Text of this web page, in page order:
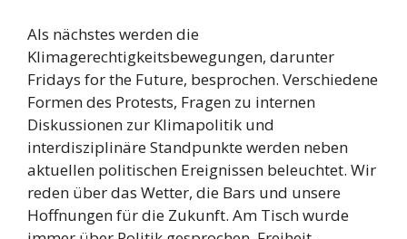
Als nächstes werden die
Klimagerechtigkeitsbewegungen, darunter
Fridays for the Future, besprochen. Verschiedene
Formen des Protests, Fragen zu internen
Diskussionen zur Klimapolitik und
interdisziplinäre Standpunkte werden neben
aktuellen politischen Ereignissen beleuchtet. Wir
reden über das Wetter, die Bars und unsere
Hoffnungen für die Zukunft. Am Tisch wurde